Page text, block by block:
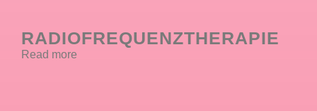
RADIOFREQUENZTHERAPIE
Read more